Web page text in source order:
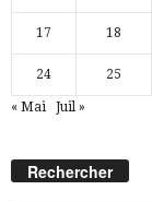
17 18
24 25
« Mai Juil »
Rechercher